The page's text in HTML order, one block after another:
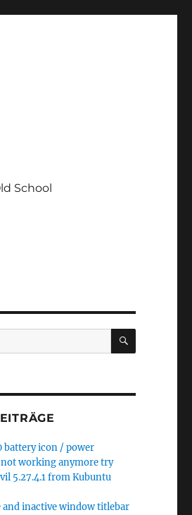
School
SUCHEN
battery icon / power
working anymore try
5.27.4.1 from Kubuntu
and inactive window titlebar